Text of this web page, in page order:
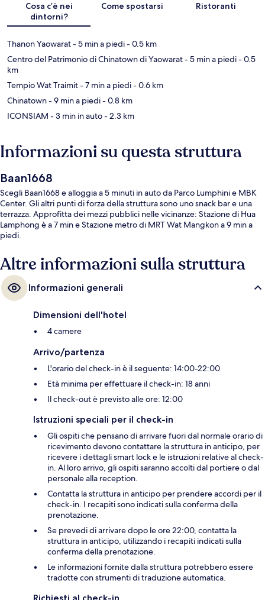
Cosa c’è nei
dintorni?
Come spostarsi Ristoranti
Thanon Yaowarat- 5 min a piedi- 0.5 km
Centro del Patrimonio di Chinatown di Yaowarat- 5 min a piedi- 0.5
km
Tempio Wat Traimit- 7 min a piedi- 0.6 km
Chinatown- 9 min a piedi- 0.8 km
ICONSIAM - 3 min in auto- 2.3 km
Informazioni su questa struttura
Baan1668
Scegli Baan1668 e alloggia a 5 minuti in auto da Parco Lumphini e MBK
Center. Gli altri punti di forza della struttura sono uno snack bar e una
terrazza. Approfitta dei mezzi pubblici nelle vicinanze: Stazione di Hua
Lamphong è a 7 min e Stazione metro di MRT Wat Mangkon a 9 min a
piedi.
Altre informazioni sulla struttura
Informazioni generali
Dimensioni dell'hotel
4 camere
Arrivo/partenza
L'orario del check-in è il seguente: 14:00-22:00
Età minima per effettuare il check-in: 18 anni
Il check-out è previsto alle ore: 12:00
Istruzioni speciali per il check-in
Gli ospiti che pensano di arrivare fuori dal normale orario di
ricevimento devono contattare la struttura in anticipo, per
ricevere i dettagli smart lock e le istruzioni relative al check-
in. Al loro arrivo, gli ospiti saranno accolti dal portiere o dal
personale alla reception.
Contatta la struttura in anticipo per prendere accordi per il
check-in. I recapiti sono indicati sulla conferma della
prenotazione.
Se prevedi di arrivare dopo le ore 22:00, contatta la
struttura in anticipo, utilizzando i recapiti indicati sulla
conferma della prenotazione.
Le informazioni fornite dalla struttura potrebbero essere
tradotte con strumenti di traduzione automatica.